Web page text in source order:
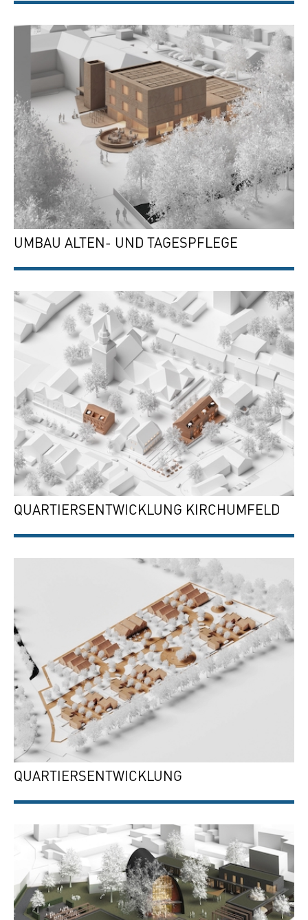
UMBAU ALTEN- UND TAGESPFLEGE
QUARTIERSENTWICKLUNG KIRCHUMFELD
QUARTIERSENTWICKLUNG